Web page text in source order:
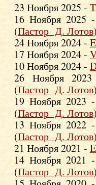
23 Ноября 2025 -
16 Ноября 2025
(Пастор Д. Лотов
24 Ноября 2024 -
17 Ноября 2024 -
10 Ноября 2024 -
26 Ноября
(Пастор Д. Лотов
19 Ноября 2023
(Пастор Д. Лотов
13 Ноября 2022
(Пастор Д. Лотов
21 Ноября 2021 -
14 Ноября 2021
(Пастор Д. Лотов